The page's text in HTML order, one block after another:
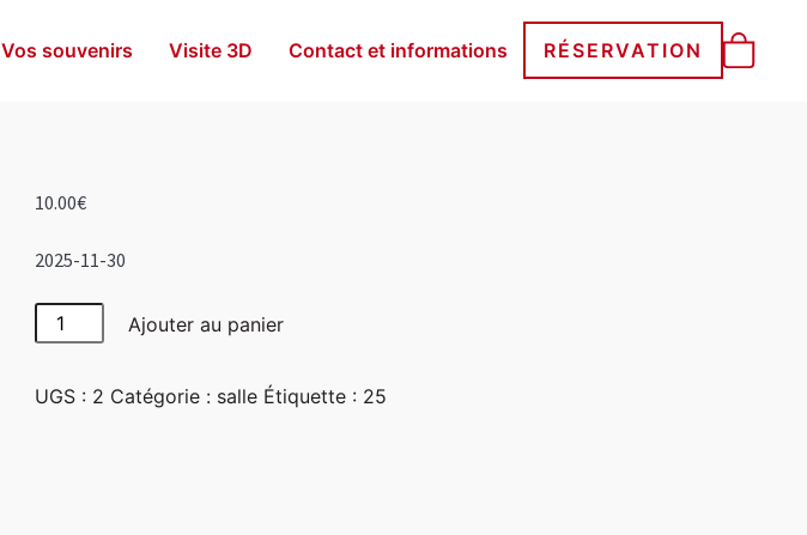
Vos souvenirs Visite 3D Contact et informations RÉSERVATION
10.00€
2025-11-30
quantité
de
Ajouter au panier
UGS : 2 Catégorie : salle Étiquette : 25